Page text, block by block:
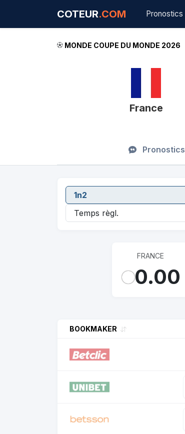
COTEUR.COM Pronostics
MONDE COUPE DU MONDE 2026
France
Pronostics
FRANCE
0.00
BOOKMAKER